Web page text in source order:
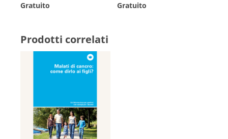
Gratuito Gratuito
Prodotti correlati